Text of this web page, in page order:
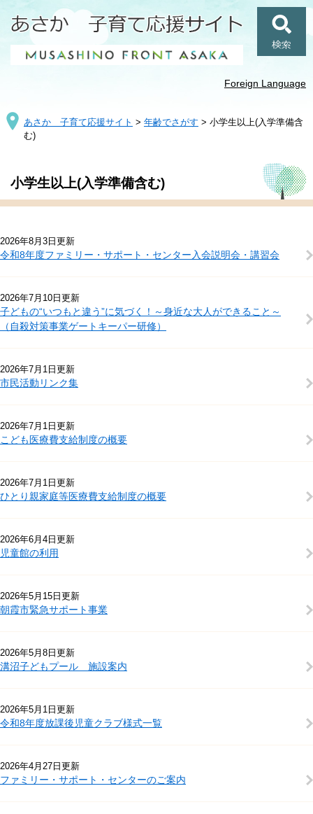
。
て
Foreign Language
あさか 子育て応援サイト > 年齢でさがす > 小学生以上(入学準備含
む)
小学生以上(入学準備含む)
2026年8月3日更新
令和8年度ファミリー・サポート・センター入会説明会・講習会
2026年7月10日更新
子どもの“いつもと違う”に気づく！～身近な大人ができること～
（自殺対策事業ゲートキーパー研修）
2026年7月1日更新
市民活動リンク集
2026年7月1日更新
こども医療費支給制度の概要
2026年7月1日更新
ひとり親家庭等医療費支給制度の概要
2026年6月4日更新
児童館の利用
2026年5月15日更新
朝霞市緊急サポート事業
2026年5月8日更新
溝沼子どもプール 施設案内
2026年5月1日更新
令和8年度放課後児童クラブ様式一覧
2026年4月27日更新
ファミリー・サポート・センターのご案内